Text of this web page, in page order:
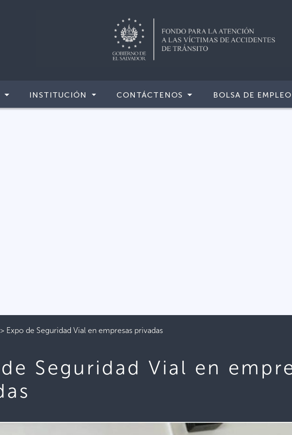
INSTITUCIÓN CONTÁCTENOS BOLSA DE EMPLEO
> Expo de Seguridad Vial en empresas privadas
Seguridad Vial en